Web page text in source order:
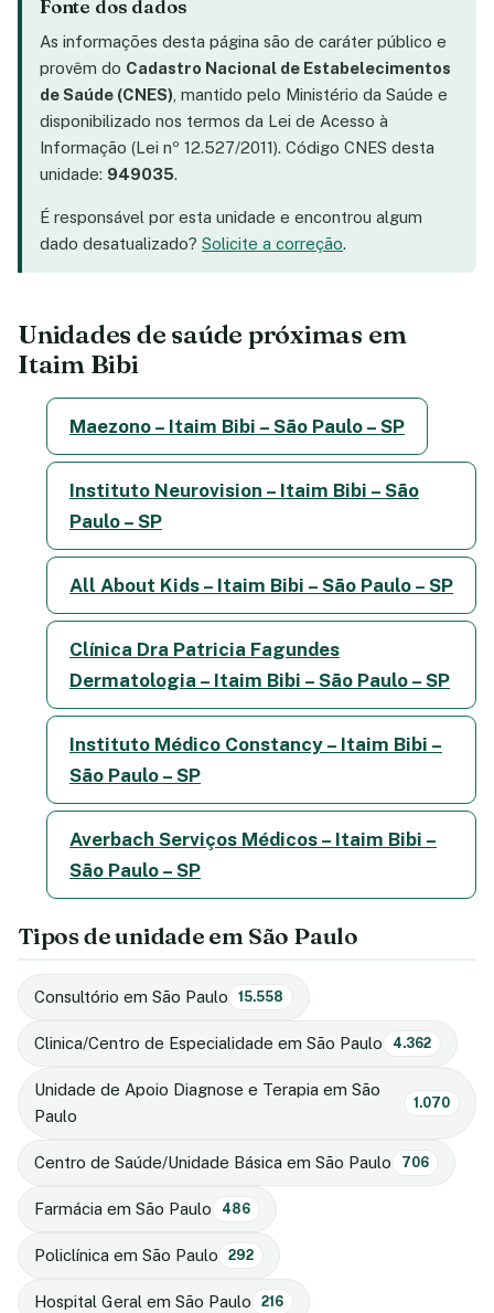
Fonte dos dados
As informações desta página são de caráter público e
provêm do Cadastro Nacional de Estabelecimentos
de Saúde (CNES) , mantido pelo Ministério da Saúde e
disponibilizado nos termos da Lei de Acesso à
Informação (Lei nº 12.527/2011). Código CNES desta
unidade: 949035.
É responsável por esta unidade e encontrou algum
dado desatualizado? Solicite a correção.
Unidades de saúde próximas em
Itaim Bibi
Maezono – Itaim Bibi – São Paulo – SP
Instituto Neurovision – Itaim Bibi – São
Paulo – SP
All About Kids – Itaim Bibi – São Paulo – SP
Clínica Dra Patricia Fagundes
Dermatologia – Itaim Bibi – São Paulo – SP
Instituto Médico Constancy – Itaim Bibi –
São Paulo – SP
Averbach Serviços Médicos – Itaim Bibi –
São Paulo – SP
Tipos de unidade em São Paulo
Consultório em São Paulo 15.558
Clinica/Centro de Especialidade em São Paulo 4.362
Unidade de Apoio Diagnose e Terapia em São
Paulo
1.070
Centro de Saúde/Unidade Básica em São Paulo 706
Farmácia em São Paulo 486
Policlínica em São Paulo 292
Hospital Geral em São Paulo 216